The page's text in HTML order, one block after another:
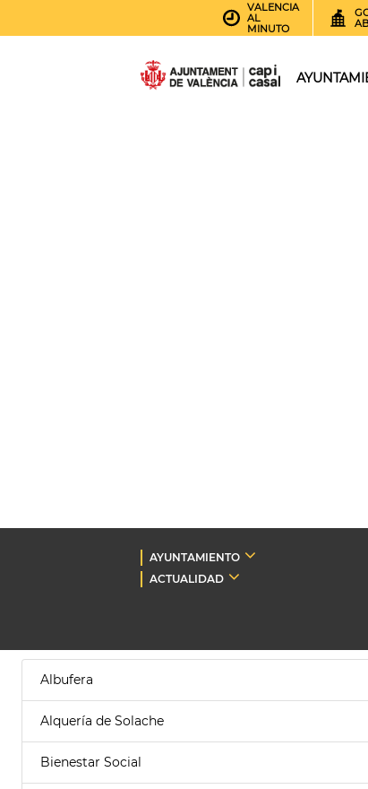
VALENCIA
AL
MINUTO
AYUNTAMIENTO
ACTUALIDAD
Albufera
Alquería de Solache
Bienestar Social